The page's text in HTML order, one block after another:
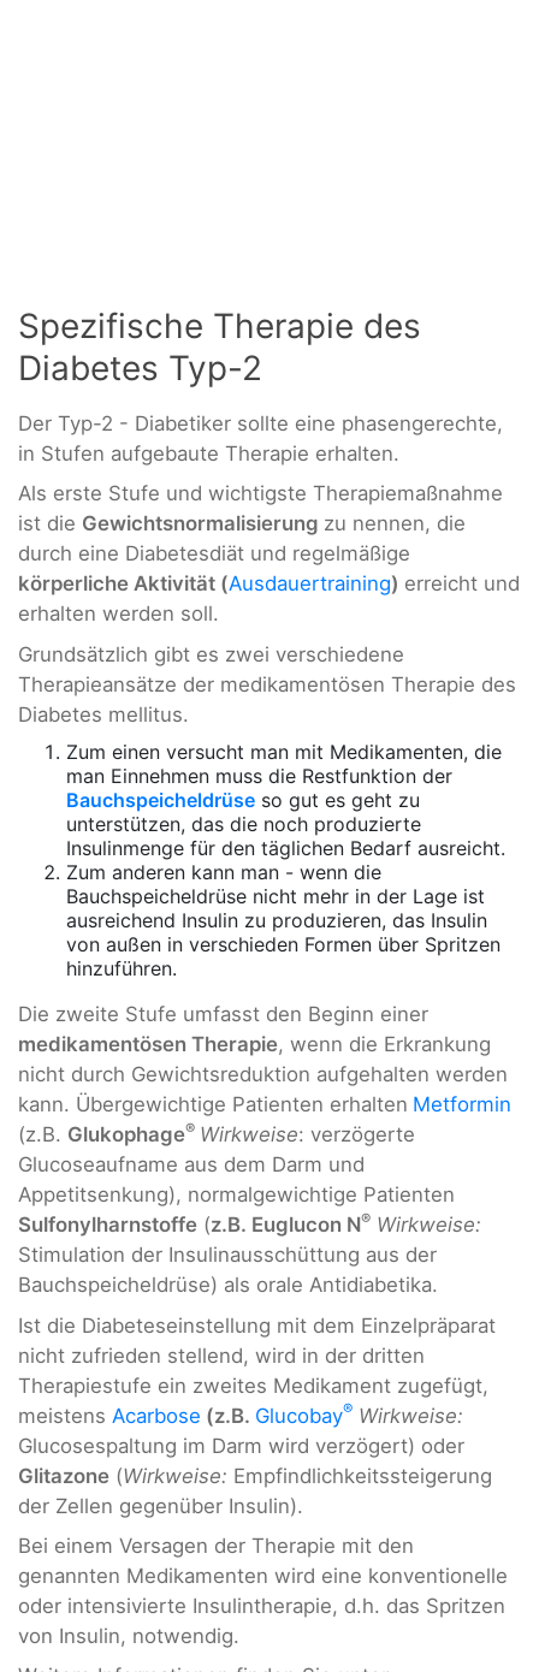
Spezifische Therapie des
Diabetes Typ-2
Der Typ-2 - Diabetiker sollte eine phasengerechte,
in Stufen aufgebaute Therapie erhalten.
Als erste Stufe und wichtigste Therapiemaßnahme
ist die Gewichtsnormalisierung zu nennen, die
durch eine Diabetesdiät und regelmäßige
körperliche Aktivität (Ausdauertraining) erreicht und
erhalten werden soll.
Grundsätzlich gibt es zwei verschiedene
Therapieansätze der medikamentösen Therapie des
Diabetes mellitus.
Zum einen versucht man mit Medikamenten, die
man Einnehmen muss die Restfunktion der
Bauchspeicheldrüse so gut es geht zu
unterstützen, das die noch produzierte
Insulinmenge für den täglichen Bedarf ausreicht.
Zum anderen kann man - wenn die
Bauchspeicheldrüse nicht mehr in der Lage ist
ausreichend Insulin zu produzieren, das Insulin
von außen in verschieden Formen über Spritzen
hinzuführen.
Die zweite Stufe umfasst den Beginn einer
medikamentösen Therapie, wenn die Erkrankung
nicht durch Gewichtsreduktion aufgehalten werden
kann. Übergewichtige Patienten erhalten Metformin
(z.B. Glukophage® Wirkweise: verzögerte
Glucoseaufname aus dem Darm und
Appetitsenkung), normalgewichtige Patienten
Sulfonylharnstoffe (z.B. Euglucon N® Wirkweise:
Stimulation der Insulinausschüttung aus der
Bauchspeicheldrüse) als orale Antidiabetika.
Ist die Diabeteseinstellung mit dem Einzelpräparat
nicht zufrieden stellend, wird in der dritten
Therapiestufe ein zweites Medikament zugefügt,
meistens Acarbose (z.B. Glucobay® Wirkweise:
Glucosespaltung im Darm wird verzögert) oder
Glitazone (Wirkweise: Empfindlichkeitssteigerung
der Zellen gegenüber Insulin).
Bei einem Versagen der Therapie mit den
genannten Medikamenten wird eine konventionelle
oder intensivierte Insulintherapie, d.h. das Spritzen
von Insulin, notwendig.